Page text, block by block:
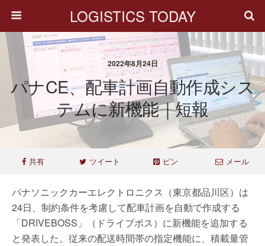
LOGISTICS TODAY
2022年8月24日
パナCE、配車計画自動作成シス
テムに新機能｜短報
共有 ツイート ピン メール
パナソニックカーエレクトロニクス（東京都品川区）は
24日、制約条件を考慮して配車計画を自動で作成する
「DRIVEBOSS」（ドライブボス）に新機能を追加する
と発表した。従来の配送時間帯の指定機能に、積載量管